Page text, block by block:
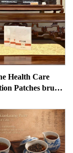
Health Care
Patches bruges
vitalitet
blokader i